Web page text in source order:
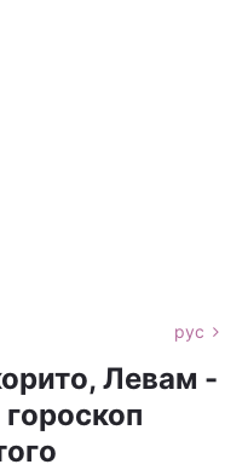
рус
Левам -